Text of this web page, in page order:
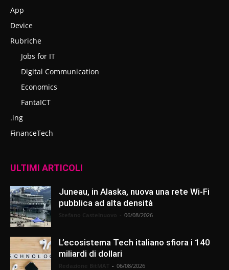
App
Device
Rubriche
Jobs for IT
Digital Communication
Economics
FantaICT
.ing
FinanceTech
ULTIMI ARTICOLI
Juneau, in Alaska, nuova una rete Wi-Fi
pubblica ad alta densità
- 06/08/2026
L’ecosistema Tech italiano sfiora i 140
miliardi di dollari
- 06/08/2026